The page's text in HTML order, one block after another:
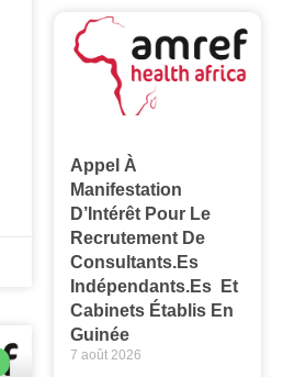
Appel À
Manifestation
D’Intérêt Pour Le
Recrutement De
Consultants.es
Indépendants.es Et
Cabinets Établis En
Guinée
7 août 2026